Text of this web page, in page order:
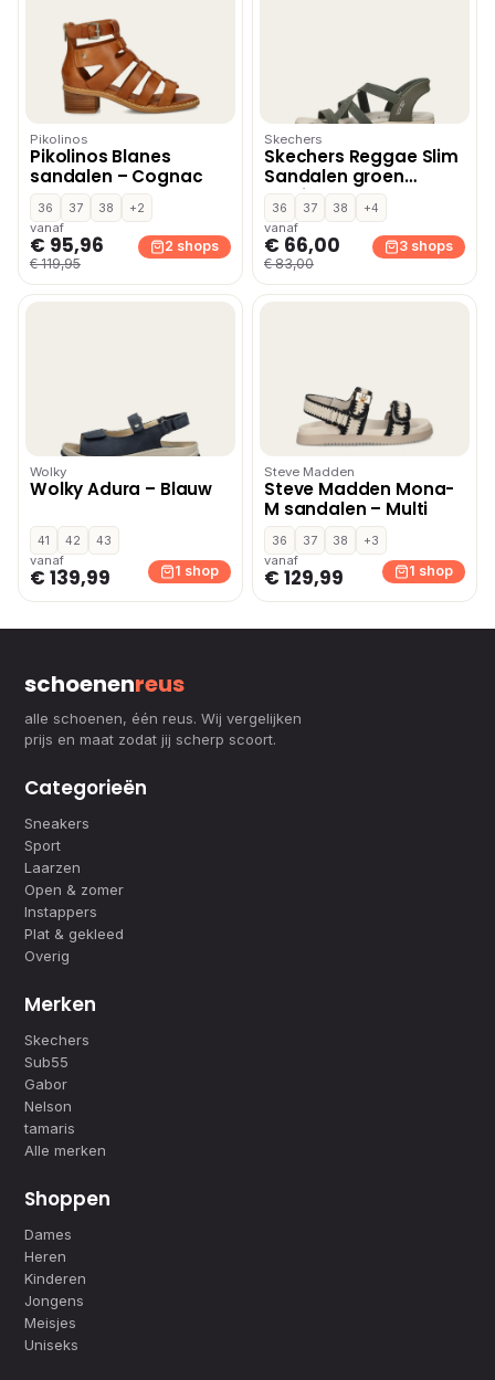
Pikolinos
Pikolinos Blanes
sandalen – Cognac
36 37 38
+2
vanaf
€ 95,96
€ 119,95
2 shops
Skechers
Skechers Reggae Slim
Sandalen groen
Textiel
36 37 38
+4
vanaf
€ 66,00
€ 83,00
3 shops
Wolky
Wolky Adura – Blauw
41 42
43
vanaf
€ 139,99 1 shop
Steve Madden
Steve Madden Mona-
M sandalen – Multi
36 37 38
+3
vanaf
€ 129,99 1 shop
schoenenreus
alle schoenen, één reus. Wij vergelijken
prijs en maat zodat jij scherp scoort.
Categorieën
Sneakers
Sport
Laarzen
Open & zomer
Instappers
Plat & gekleed
Overig
Merken
Skechers
Sub55
Gabor
Nelson
tamaris
Alle merken
Shoppen
Dames
Heren
Kinderen
Jongens
Meisjes
Uniseks